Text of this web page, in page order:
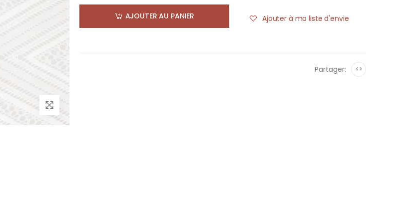
AJOUTER AU PANIER Ajouter à ma liste d'envie
Partager: <>